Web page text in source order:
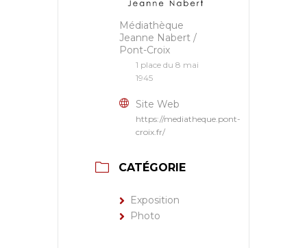
Médiathèque
Jeanne Nabert /
Pont-Croix
1 place du 8 mai
1945
Site Web
https://mediatheque.pont-
croix.fr/
CATÉGORIE
Exposition
Photo